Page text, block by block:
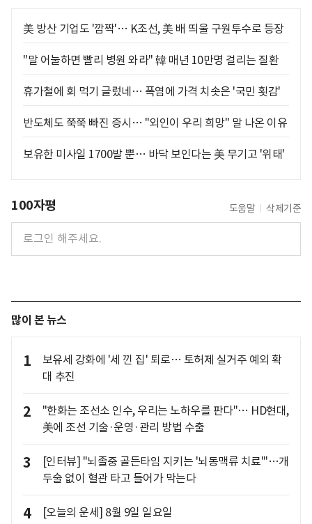
美 방산 기업도 '깜짝'… K조선, 美 배 띄울 구원투수로 등장
"말 어눌하면 빨리 병원 와라" 韓 매년 10만명 걸리는 질환
휴가철에 회 먹기 글렀네… 폭염에 가격 치솟은 '국민 횟감'
반도체도 쭉쭉 빠진 증시… "외인이 우리 희망" 말 나온 이유
보유한 미사일 1700발 뿐… 바닥 보인다는 美 무기고 '위태'
100자평 도움말 삭제기준
많이 본 뉴스
1
보유세 강화에 '세 낀 집' 퇴로… 토허제 실거주 예외 확
대 추진
2
"한화는 조선소 인수, 우리는 노하우를 판다"… HD현대,
美에 조선 기술·운영·관리 방법 수출
3
[인터뷰] "뇌졸중 골든타임 지키는 '뇌동맥류 치료'"…개
두술 없이 혈관 타고 들어가 막는다
4 [오늘의 운세] 8월 9일 일요일